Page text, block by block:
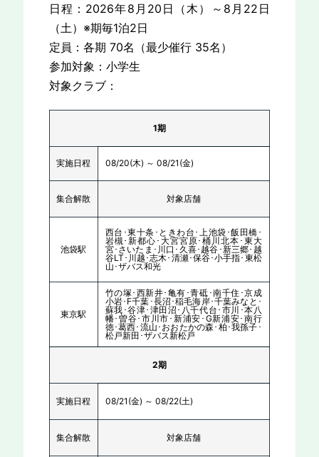
日程：2026年8月20日（木）～8月22日
（土）※期毎1泊2日
定員：各期 70名（最少催行 35名）
参加対象：小学生
対象クラブ：
1期
実施日程 08/20(木) ～ 08/21(金)
集合解散 対象店舗
池袋駅
西台･東十条･ときわ台･上池袋･飯田橋･
岩槻･新都心･大宮宮原･桶川北本･東大
宮･さいたま･川口･久喜･越谷･新三郷･越
谷LT･川越･志木･清瀬･保谷･小手指･東松
山･ザバス和光
東京駅
竹の塚･西新井･亀有･青砥･南千住･京成
小岩･F千葉･長沼･稲毛海岸･千葉みなと･
蘇我･谷津･津田沼･八千代台･市川･本八
幡･曽谷･市川市･新浦安･G新浦安･南行
徳･葛西･流山･おおたかの森･柏･我孫子･
松戸新田･ザバス新松戸
2期
実施日程 08/21(金) ～ 08/22(土)
集合解散 対象店舗